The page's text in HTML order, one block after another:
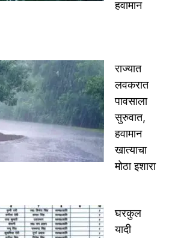
हवामान
राज्यात
लवकरात
पावसाला
सुरुवात,
हवामान
खात्याचा
मोठा इशारा
घरकुल
यादी